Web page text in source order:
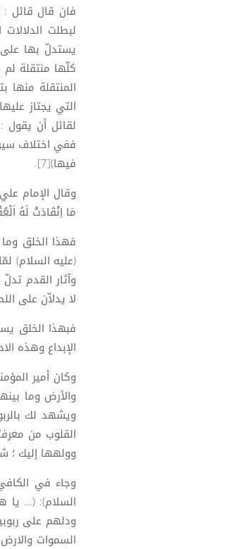
فان قال قائل :
لبطلت
يستدلّ بها
كلّها منتقلة
المنتقلة منها
التي يجتاز
لقائل أن يقول
ففي اختلاف
فيها)[7].
وقال الإمام
مَا اِنْقَادَتْ لَهُ
فهذا الخلق
(عليه السلام)
وآثار القدم
لا يدلاّن على
فبهذا الخلق
الإبداع وهذه
وكان أمير
والأرض وما
ويشهد لك
القلوب من
وولهها إليك ؛
وجاء في
السلام): (... يا
ودلهم على
السموات